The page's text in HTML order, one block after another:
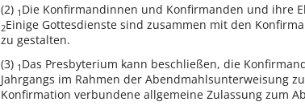
(2) 1 Die Konfirmandinnen und Konfirmanden und ihre
2Einige Gottesdienste sind zusammen mit den
zu gestalten.
(3) 1 Das Presbyterium kann beschließen, die
Jahrgangs im Rahmen der Abendmahlsunterweisung
Konfirmation verbundene allgemeine Zulassung zum